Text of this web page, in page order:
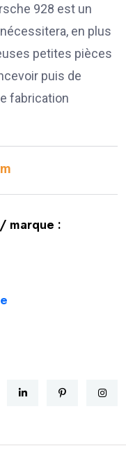
928 est un
en plus
petites pièces
puis de
fabrication
marque :